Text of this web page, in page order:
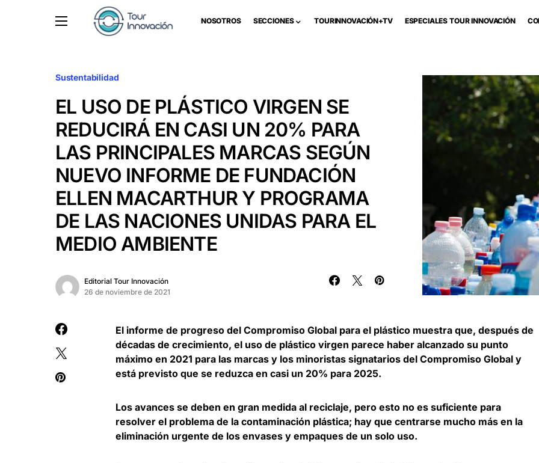
NOSOTROS SECCIONES TOURINNOVACIÓN+TV ESPECIALES TOUR INNOVACIÓN
Sustentabilidad
EL USO DE PLÁSTICO VIRGEN SE
REDUCIRÁ EN CASI UN 20% PARA
LAS PRINCIPALES MARCAS SEGÚN
NUEVO INFORME DE FUNDACIÓN
ELLEN MACARTHUR Y PROGRAMA
DE LAS NACIONES UNIDAS PARA EL
MEDIO AMBIENTE
Editorial Tour Innovación
26 de noviembre de 2021
El informe de progreso del Compromiso Global para el plástico muestra que, después de
décadas de crecimiento, el uso de plástico virgen parece haber alcanzado su punto
máximo en 2021 para las marcas y los minoristas signatarios del Compromiso Global y
está previsto que se reduzca en casi un 20% para 2025.
Los avances se deben en gran medida al reciclaje, pero esto no es suficiente para
resolver el problema de la contaminación plástica; hay que centrarse mucho más en la
eliminación urgente de los envases y empaques de un solo uso.